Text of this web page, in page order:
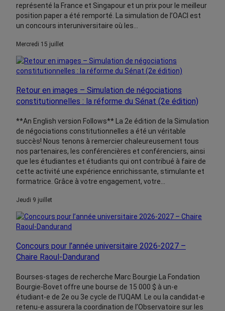
représenté la France et Singapour et un prix pour le meilleur
position paper a été remporté. La simulation de l’OACI est
un concours interuniversitaire où les…
mercredi 15 juillet
Retour en images – Simulation de négociations
constitutionnelles : la réforme du Sénat (2e édition)
**An English version Follows** La 2e édition de la Simulation
de négociations constitutionnelles a été un véritable
succès! Nous tenons à remercier chaleureusement tous
nos partenaires, les conférencières et conférenciers, ainsi
que les étudiantes et étudiants qui ont contribué à faire de
cette activité une expérience enrichissante, stimulante et
formatrice. Grâce à votre engagement, votre…
jeudi 9 juillet
Concours pour l’année universitaire 2026-2027 –
Chaire Raoul-Dandurand
Bourses-stages de recherche Marc Bourgie La Fondation
Bourgie-Bovet offre une bourse de 15 000 $ à un-e
étudiant-e de 2e ou 3e cycle de l’UQAM. Le ou la candidat-e
retenu-e assurera la coordination de l’Observatoire sur les